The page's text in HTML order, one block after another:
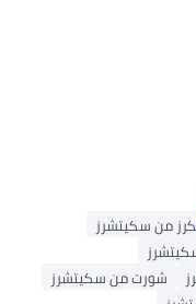
من سكيتشرز
شورت من سكيتشرز